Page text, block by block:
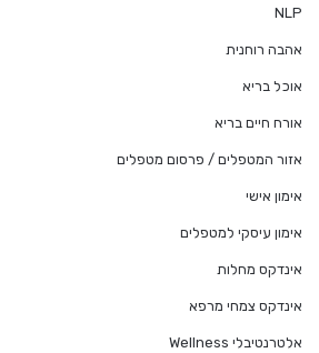
NLP
אהבה רוחנית
אוכל בריא
אורח חיים בריא
אזור המטפלים / פרסום מטפלים
אימון אישי
אימון עיסקי למטפלים
אינדקס מחלות
אינדקס צמחי מרפא
אלטרנטיבלי Wellness